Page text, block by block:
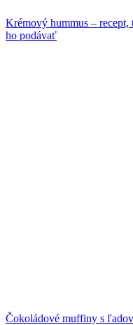
Krémový hummus – recept,
ho podávať
Čokoládové muffiny s